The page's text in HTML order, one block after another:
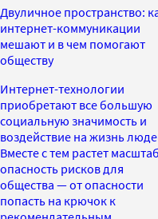
Двуличное пространство:
интернет-коммуникации
мешают и в чем помогают
обществу
Интернет-технологии
приобретают все большую
социальную значимость и
воздействие на жизнь
Вместе с тем растет
опасность рисков для
общества — от опасности
попасть на крючок к